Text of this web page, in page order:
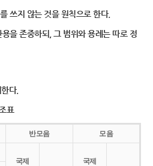
쓰지 않는 것을 원칙으로 한다.
을 존중하되, 그 범위와 용례는 따로 정
다.
표
반모음 모음
국제
국제